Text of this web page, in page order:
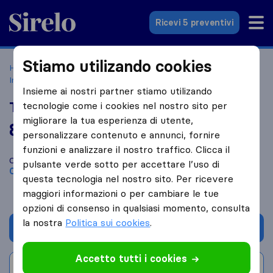
Sirelo.it
Ricevi 5 preventivi
Home Le 10 migliori aziende di traslochi in Italia
Inferiore
Traslochi Breglia
8,8 basato su 50
recensioni di Sirelo e Google
i
Confronta Traslochi Breglia con altre aziende di traslochi
Occhieppo Inferiore
Chiedi preventivo
Stiamo utilizando cookies
Insieme ai nostri partner stiamo utilizando
tecnologie come i cookies nel nostro sito per
migliorare la tua esperienza di utente,
personalizzare contenuto e annunci, fornire
funzioni e analizzare il nostro traffico. Clicca il
pulsante verde sotto per accettare l’uso di
questa tecnologia nel nostro sito. Per ricevere
maggiori informazioni o per cambiare le tue
opzioni di consenso in qualsiasi momento, consulta
la nostra Politica sui cookies.
Accetto tutti i cookies